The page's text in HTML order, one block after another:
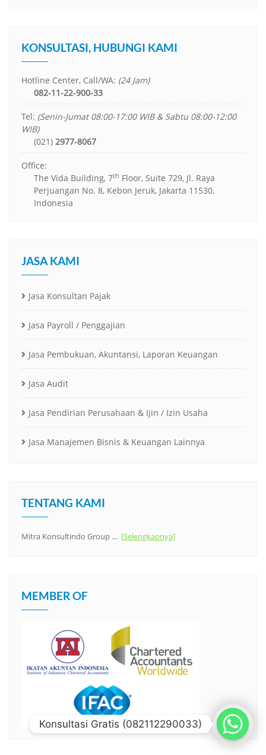
KONSULTASI, HUBUNGI KAMI
Hotline Center, Call/WA: (24 Jam)
082-11-22-900-33
Tel: (Senin-Jumat 08:00-17:00 WIB & Sabtu 08:00-12:00
WIB)
(021) 2977-8067
Office:
The Vida Building, 7th Floor, Suite 729, Jl. Raya
Perjuangan No. 8, Kebon Jeruk, Jakarta 11530,
Indonesia
JASA KAMI
Jasa Konsultan Pajak
Jasa Payroll / Penggajian
Jasa Pembukuan, Akuntansi, Laporan Keuangan
Jasa Audit
Jasa Pendirian Perusahaan & Ijin / Izin Usaha
Jasa Manajemen Bisnis & Keuangan Lainnya
TENTANG KAMI
Mitra Konsultindo Group … [Selengkapnya]
MEMBER OF
Konsultasi Gratis (082112290033)